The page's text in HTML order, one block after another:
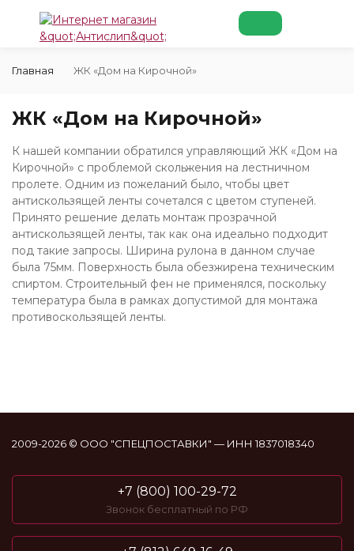
Главная ЖК «Дом на Кирочной»
ЖК «Дом на Кирочной»
К нашей компании обратился управляющий ЖК «Дом на
Кирочной» с проблемой скольжения на лестничном
пролете. Одним из пожеланий было, чтобы цвет
антискользящей ленты сочетался с цветом ступеней.
Принято решение делать монтаж прозрачной
антискользящей ленты, так как она идеально подходит
под такие запросы. Ширина рулона в данном случае
была 75мм. Поверхность была обезжирена техническим
спиртом. Строительный фен не применялся, поскольку
температура была в рамках допустимой для монтажа
противоскользящей ленты.
2009-2026 © ООО "СПЕЦПОСТАВКИ" — ИНН 1837018340
+7 (800) 100-29-72
Звонок бесплатный по РФ